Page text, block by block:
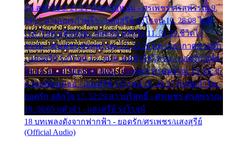
รัก สลักใจ 8. 21:21 น้ำตาไอ้หนุ่ม - ศรเพชร ศรสุพรรณ 9.
24:27 สามเณรกำพร้า - แสงสุรีย์ รุ่งโรจน์ 10. 28:08 ไม่มี
เวลาไปหาเมียน้อย - ยอดรัก สลักใจ 11. 31:29 ชีวิตไอ้
ธรรม - ศรเพชร ศรสุพรรณ 12. 35:26 ทหารอากาศขาดรัก
- แสงสุรีย์ รุ่งโรจน์ 13. 39:01 คนหัวใจโทรม - ยอดรัก สลัก
ใจ 14. 42:49 ไอ้หวังตายแน่ - ศรเพชร ศรสุพรรณ 15. 46:35
ธาตุแท้ของเธอ - แสงสุรีย์ รุ่งโรจน์ 16. 49:57 กำนันกำใน -
ยอดรัก สลักใจ 17. 52:29 สาวบริสุทธิ์ - ศรเพชร ศรสุพรรณ
18. 56:05 แต๋วจ๋า - แสงสุรีย์ รุ่งโรจน์
18 บทเพลงดังจากฟากฟ้า - ยอดรัก/ศรเพชร/แสงสุรีย์
(Official Audio)